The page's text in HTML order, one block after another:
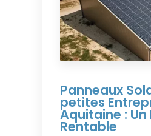
Panneaux
petites
Aquitaine :
Rentable